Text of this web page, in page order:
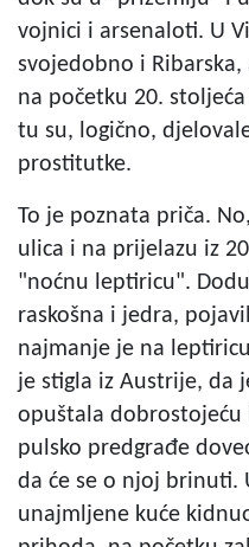
vojnici i arsenaloti. U
svojedobno i
na početku 20.
tu su, logično,
prostitutke.
To je poznata priča.
ulica i na prijelazu iz
"noćnu leptiricu".
raskošna i jedra,
najmanje je na
je stigla iz Austrije, da
opuštala
pulsko predgrađe
da će se o njoj brinuti.
unajmljene kuće